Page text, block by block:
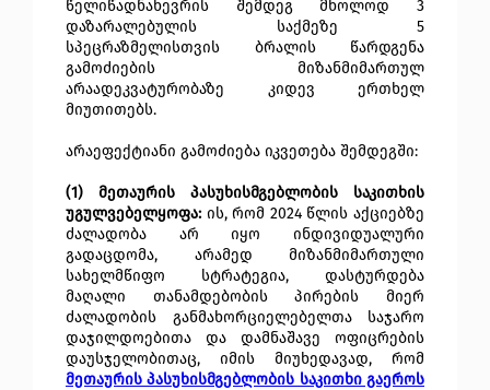
წელიწადნახევრის შემდეგ მხოლოდ 3
დაზარალებულის საქმეზე 5
სპეცრაზმელისთვის ბრალის წარდგენა
გამოძიების მიზანმიმართულ
არაადეკვატურობაზე კიდევ ერთხელ
მიუთითებს.
არაეფექტიანი გამოძიება იკვეთება შემდეგში:
(1) მეთაურის პასუხისმგებლობის საკითხის
უგულვებელყოფა: ის, რომ 2024 წლის აქციებზე
ძალადობა არ იყო ინდივიდუალური
გადაცდომა, არამედ მიზანმიმართული
სახელმწიფო სტრატეგია, დასტურდება
მაღალი თანამდებობის პირების მიერ
ძალადობის განმახორციელებელთა საჯარო
დაჯილდოებითა და დამნაშავე ოფიცრების
დაუსჯელობითაც, იმის მიუხედავად, რომ
მეთაურის პასუხისმგებლობის საკითხი გაეროს